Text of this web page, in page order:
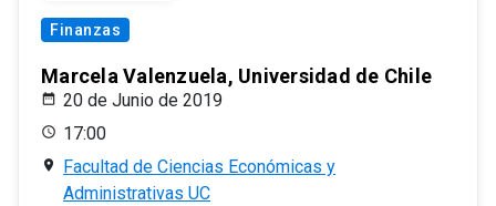
Finanzas
Marcela Valenzuela, Universidad de Chile
20 de Junio de 2019
17:00
Facultad de Ciencias Económicas y
Administrativas UC